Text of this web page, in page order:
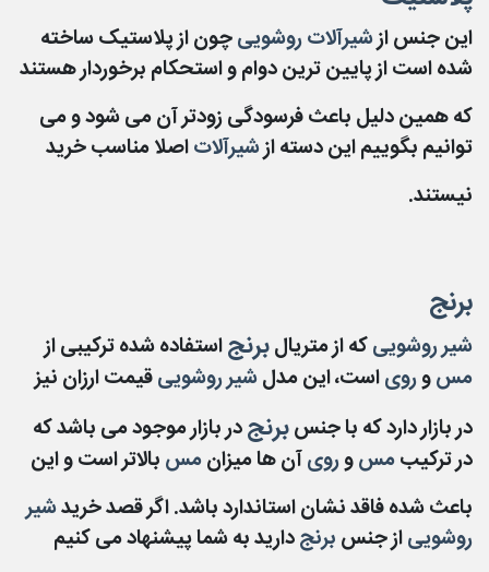
این جنس ازشیرآلات روشوییچون از پلاستیک ساخته
شده است از پایین ترین دوام و استحکام برخوردار هستند
که همین دلیل باعث فرسودگی زودتر آن می شود و می
توانیم بگوییم این دسته ازشیرآلاتاصلا مناسب خرید
نیستند.
برنج
شیر روشوییکه از متریالبرنجاستفاده شده ترکیبی از
مسورویاست، این مدلشیر روشوییقیمت ارزان نیز
در بازار دارد که با جنسبرنجدر بازار موجود می باشد که
در ترکیبمسورویآن ها میزانمس بالاتر است و این
باعث شده فاقد نشان استاندارد باشد. اگر قصد خریدشیر
روشوییاز جنس برنجدارید به شما پیشنهاد می کنیم